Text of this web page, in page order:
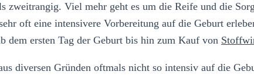
zweitrangig. Viel mehr geht es um die Reife und die
oft eine intensivere Vorbereitung auf die Geburt
dem ersten Tag der Geburt bis hin zum Kauf von
diversen Gründen oftmals nicht so intensiv auf die